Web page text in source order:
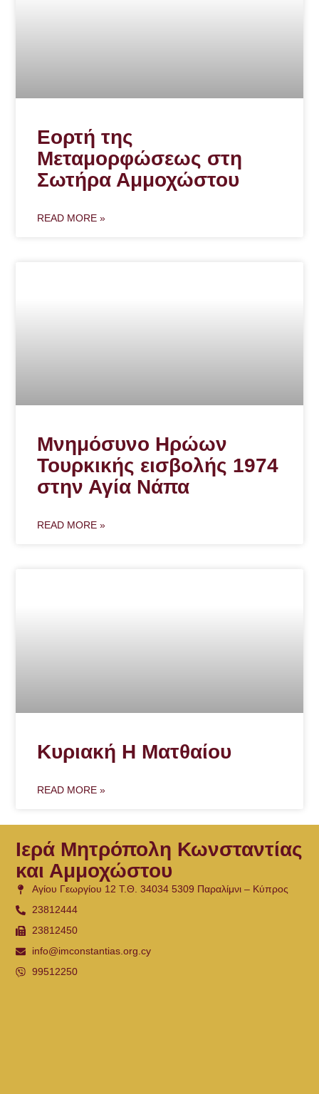
Εορτή της
Μεταμορφώσεως στη
Σωτήρα Αμμοχώστου
READ MORE »
Μνημόσυνο Ηρώων
Τουρκικής εισβολής 1974
στην Αγία Νάπα
READ MORE »
Κυριακή Η Ματθαίου
READ MORE »
Ιερά Μητρόπολη Κωνσταντίας
και Αμμοχώστου
Αγίου Γεωργίου 12 Τ.Θ. 34034 5309 Παραλίμνι – Κύπρος
23812444
23812450
info@imconstantias.org.cy
99512250